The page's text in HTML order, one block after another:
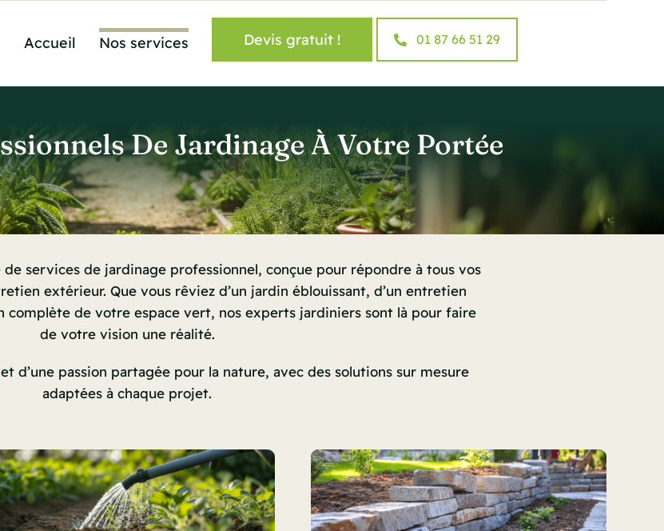
Accueil Nos services Devis gratuit ! 01 87 66 51 29
De Jardinage À Votre Portée
services de jardinage professionnel, conçue pour répondre à tous vos
extérieur. Que vous rêviez d’un jardin éblouissant, d’un entretien
complète de votre espace vert, nos experts jardiniers sont là pour faire
de votre vision une réalité.
d’une passion partagée pour la nature, avec des solutions sur mesure
adaptées à chaque projet.